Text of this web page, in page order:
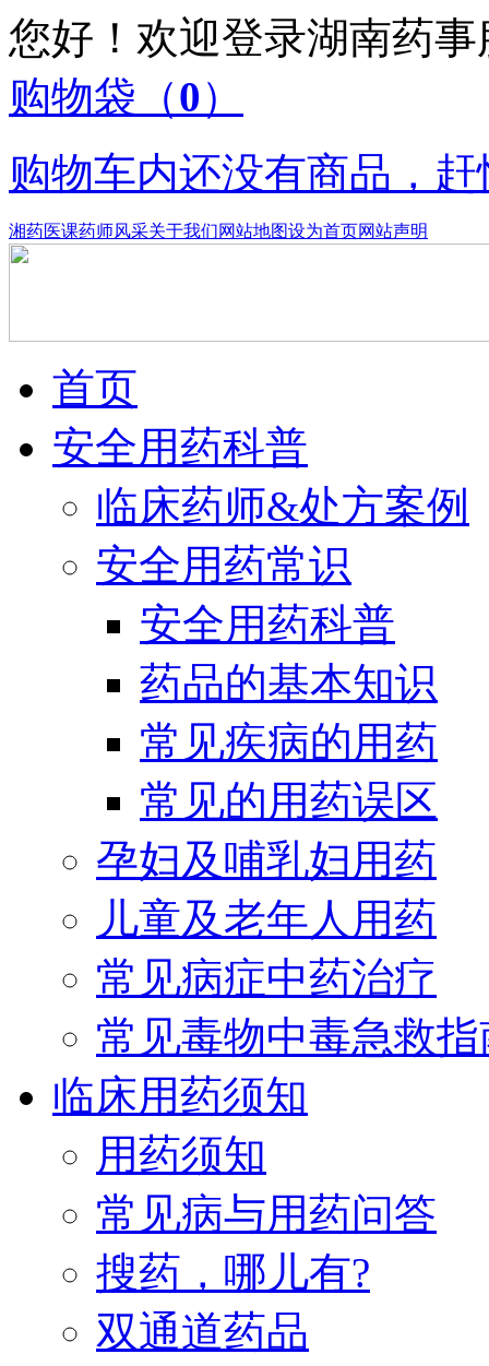
您好！欢迎登录湖南药
购物袋 （0）
购物车内还没有商品，
湘药医课药师风采关于我们网站地图设为首页网站声明
首页
安全用药科普
临床药师&处方案例
安全用药常识
安全用药科普
药品的基本知识
常见疾病的用药
常见的用药误区
孕妇及哺乳妇用药
儿童及老年人用药
常见病症中药治疗
常见毒物中毒急救指
临床用药须知
用药须知
常见病与用药问答
搜药，哪儿有?
双通道药品